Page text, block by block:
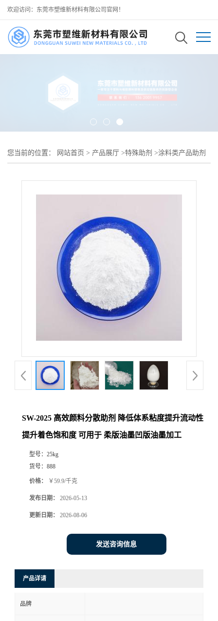
欢迎访问：东莞市塑维新材料有限公司官网！
您当前的位置： 网站首页 > 产品展厅 >特殊助剂 >涂料类产品助剂
SW-2025 高效颜料分散助剂 降低体系粘度提升流动性
提升着色饱和度 可用于 柔版油墨凹版油墨加工
型号： 25kg
货号： 888
价格： ￥59.9/千克
发布日期： 2026-05-13
更新日期： 2026-08-06
发送咨询信息
产品详请
品牌